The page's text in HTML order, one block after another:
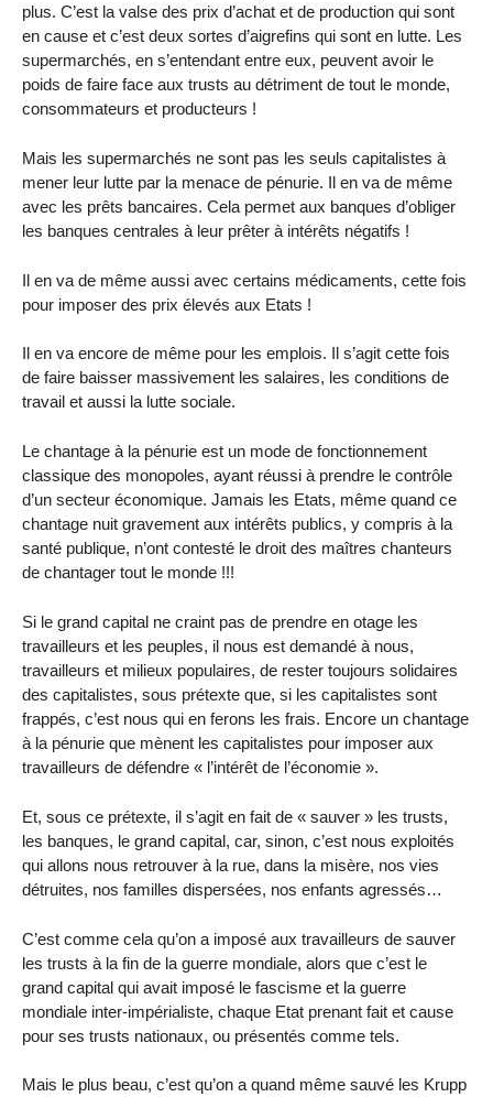
plus. C’est la valse des prix d’achat et de production qui sont
en cause et c’est deux sortes d’aigrefins qui sont en lutte. Les
supermarchés, en s’entendant entre eux, peuvent avoir le
poids de faire face aux trusts au détriment de tout le monde,
consommateurs et producteurs !
Mais les supermarchés ne sont pas les seuls capitalistes à
mener leur lutte par la menace de pénurie. Il en va de même
avec les prêts bancaires. Cela permet aux banques d’obliger
les banques centrales à leur prêter à intérêts négatifs !
Il en va de même aussi avec certains médicaments, cette fois
pour imposer des prix élevés aux Etats !
Il en va encore de même pour les emplois. Il s’agit cette fois
de faire baisser massivement les salaires, les conditions de
travail et aussi la lutte sociale.
Le chantage à la pénurie est un mode de fonctionnement
classique des monopoles, ayant réussi à prendre le contrôle
d’un secteur économique. Jamais les Etats, même quand ce
chantage nuit gravement aux intérêts publics, y compris à la
santé publique, n’ont contesté le droit des maîtres chanteurs
de chantager tout le monde !!!
Si le grand capital ne craint pas de prendre en otage les
travailleurs et les peuples, il nous est demandé à nous,
travailleurs et milieux populaires, de rester toujours solidaires
des capitalistes, sous prétexte que, si les capitalistes sont
frappés, c’est nous qui en ferons les frais. Encore un chantage
à la pénurie que mènent les capitalistes pour imposer aux
travailleurs de défendre « l’intérêt de l’économie ».
Et, sous ce prétexte, il s’agit en fait de « sauver » les trusts,
les banques, le grand capital, car, sinon, c’est nous exploités
qui allons nous retrouver à la rue, dans la misère, nos vies
détruites, nos familles dispersées, nos enfants agressés…
C’est comme cela qu’on a imposé aux travailleurs de sauver
les trusts à la fin de la guerre mondiale, alors que c’est le
grand capital qui avait imposé le fascisme et la guerre
mondiale inter-impérialiste, chaque Etat prenant fait et cause
pour ses trusts nationaux, ou présentés comme tels.
Mais le plus beau, c’est qu’on a quand même sauvé les Krupp